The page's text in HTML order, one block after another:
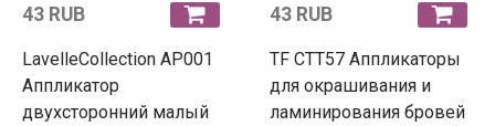
43 RUB
LavelleCollection АР001
Аппликатор
двухсторонний малый
43 RUB
TF СТТ57 Аппликаторы
для окрашивания и
ламинирования бровей